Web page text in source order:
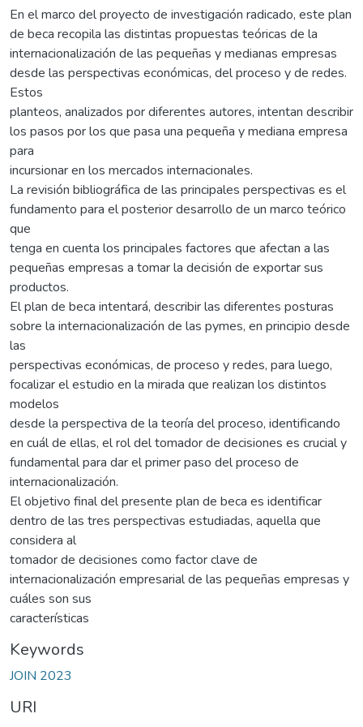
En el marco del proyecto de investigación radicado, este plan
de beca recopila las distintas propuestas teóricas de la
internacionalización de las pequeñas y medianas empresas
desde las perspectivas económicas, del proceso y de redes.
Estos
planteos, analizados por diferentes autores, intentan describir
los pasos por los que pasa una pequeña y mediana empresa
para
incursionar en los mercados internacionales.
La revisión bibliográfica de las principales perspectivas es el
fundamento para el posterior desarrollo de un marco teórico
que
tenga en cuenta los principales factores que afectan a las
pequeñas empresas a tomar la decisión de exportar sus
productos.
El plan de beca intentará, describir las diferentes posturas
sobre la internacionalización de las pymes, en principio desde
las
perspectivas económicas, de proceso y redes, para luego,
focalizar el estudio en la mirada que realizan los distintos
modelos
desde la perspectiva de la teoría del proceso, identificando
en cuál de ellas, el rol del tomador de decisiones es crucial y
fundamental para dar el primer paso del proceso de
internacionalización.
El objetivo final del presente plan de beca es identificar
dentro de las tres perspectivas estudiadas, aquella que
considera al
tomador de decisiones como factor clave de
internacionalización empresarial de las pequeñas empresas y
cuáles son sus
características
Keywords
JOIN 2023
URI